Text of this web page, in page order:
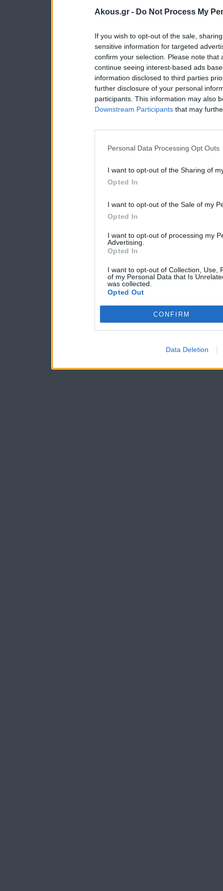
Akous.gr - Do Not Process My
If you wish to opt-out of the sale,
sensitive information for targeted
confirm your selection. Please note
continue seeing interest-based ads
information disclosed to third parties
further disclosure of your personal
participants. This information may also
Downstream Participants that may
Personal Data Processing Opt Outs
I want to opt-out of the Sharing of
Opted In
I want to opt-out of the Sale of my
Opted In
I want to opt-out of processing my
Advertising.
Opted In
I want to opt-out of Collection, Use,
of my Personal Data that Is
was collected.
Opted Out
CONFIRM
Data Deletion